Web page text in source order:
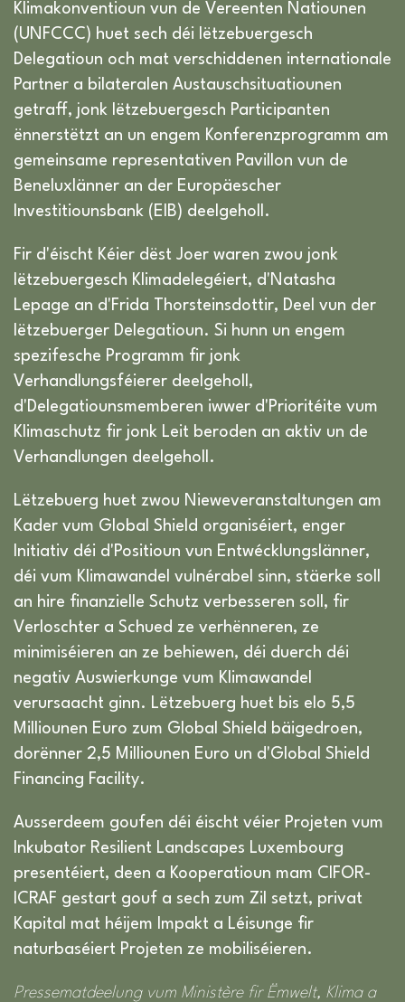
Klimakonventioun vun de Vereenten Natiounen
(UNFCCC) huet sech déi lëtzebuergesch
Delegatioun och mat verschiddenen internationale
Partner a bilateralen Austauschsituatiounen
getraff, jonk lëtzebuergesch Participanten
ënnerstëtzt an un engem Konferenzprogramm am
gemeinsame representativen Pavillon vun de
Beneluxlänner an der Europäescher
Investitiounsbank (EIB) deelgeholl.
Fir d'éischt Kéier dëst Joer waren zwou jonk
lëtzebuergesch Klimadelegéiert, d'Natasha
Lepage an d'Frida Thorsteinsdottir, Deel vun der
lëtzebuerger Delegatioun. Si hunn un engem
spezifesche Programm fir jonk
Verhandlungsféierer deelgeholl,
d'Delegatiounsmemberen iwwer d'Prioritéite vum
Klimaschutz fir jonk Leit beroden an aktiv un de
Verhandlungen deelgeholl.
Lëtzebuerg huet zwou Nieweveranstaltungen am
Kader vum Global Shield organiséiert, enger
Initiativ déi d'Positioun vun Entwécklungslänner,
déi vum Klimawandel vulnérabel sinn, stäerke soll
an hire finanzielle Schutz verbesseren soll, fir
Verloschter a Schued ze verhënneren, ze
minimiséieren an ze behiewen, déi duerch déi
negativ Auswierkunge vum Klimawandel
verursaacht ginn. Lëtzebuerg huet bis elo 5,5
Milliounen Euro zum Global Shield bäigedroen,
dorënner 2,5 Milliounen Euro un d'Global Shield
Financing Facility.
Ausserdeem goufen déi éischt véier Projeten vum
Inkubator Resilient Landscapes Luxembourg
presentéiert, deen a Kooperatioun mam CIFOR-
ICRAF gestart gouf a sech zum Zil setzt, privat
Kapital mat héijem Impakt a Léisunge fir
naturbaséiert Projeten ze mobiliséieren.
Pressematdeelung vum Ministère fir Ëmwelt, Klima a